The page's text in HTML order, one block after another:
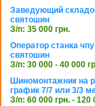
Заведующий
святошин
З/п: 35 000 грн.
Оператор станка
святошин
З/п: 30 000 - 40 000
Шиномонтажник на
график 7/7 или 3/3
З/п: 60 000 грн. - 120